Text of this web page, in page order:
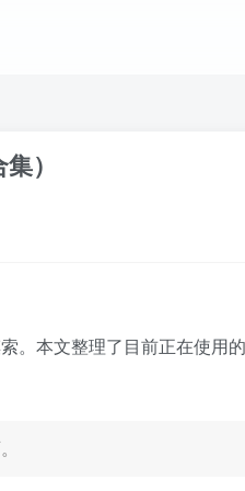
）
。本文整理了目前正在使用